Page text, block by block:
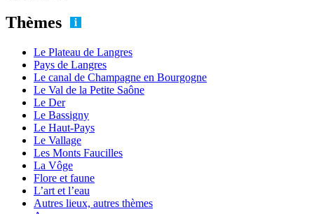
Thèmes
Le Plateau de Langres
Pays de Langres
Le canal de Champagne en Bourgogne
Le Val de la Petite Saône
Le Der
Le Bassigny
Le Haut-Pays
Le Vallage
Les Monts Faucilles
La Vôge
Flore et faune
L’art et l’eau
Autres lieux, autres thèmes